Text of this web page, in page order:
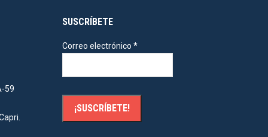
59
SUSCRÍBETE
Correo electrónico *